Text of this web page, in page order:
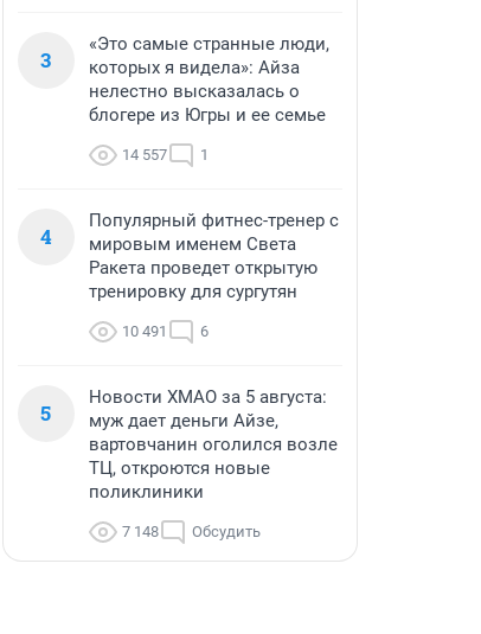
3
«Это самые странные люди,
которых я видела»: Айза
нелестно высказалась о
блогере из Югры и ее семье
14 557 1
4
Популярный фитнес-тренер с
мировым именем Света
Ракета проведет открытую
тренировку для сургутян
10 491 6
5
Новости ХМАО за 5 августа:
муж дает деньги Айзе,
вартовчанин оголился возле
ТЦ, откроются новые
поликлиники
7 148 Обсудить